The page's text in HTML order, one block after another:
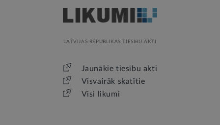
LATVIJAS REPUBLIKAS TIESĪBU AKTI
Jaunākie tiesību akti
Visvairāk skatītie
Visi likumi